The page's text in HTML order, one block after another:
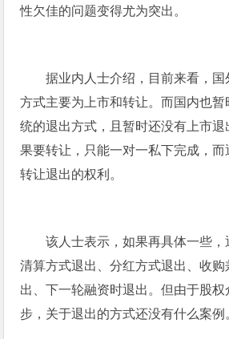
性欠佳的问题变得尤为突出。
据业内人士介绍，目前来看，国
方式主要为上市和转让。而国内也
统的退出方式，且暂时还没有上市
果要转让，只能一对一私下完成，
转让退出的权利。
该人士表示，如果再具体一些
清算方式退出、分红方式退出、收购
出、下一轮融资时退出。但由于股
步，关于退出的方式还没有什么案例